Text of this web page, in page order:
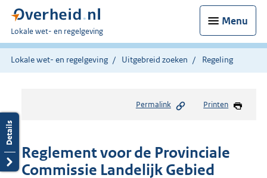
Menu
U
bent
hier:
Lokale wet- en regelgeving
Lokale wet- en regelgeving Uitgebreid zoeken Regeling
Permalink Printen
Reglement voor de Provinciale
Commissie Landelijk Gebied